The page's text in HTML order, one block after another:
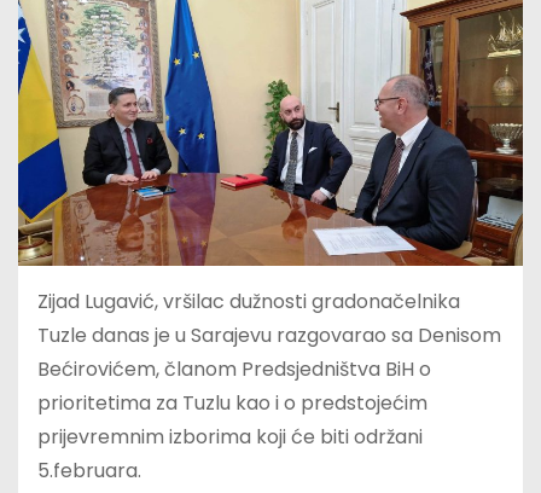
Zijad Lugavić, vršilac dužnosti gradonačelnika
Tuzle danas je u Sarajevu razgovarao sa Denisom
Bećirovićem, članom Predsjedništva BiH o
prioritetima za Tuzlu kao i o predstojećim
prijevremnim izborima koji će biti održani
5.februara.